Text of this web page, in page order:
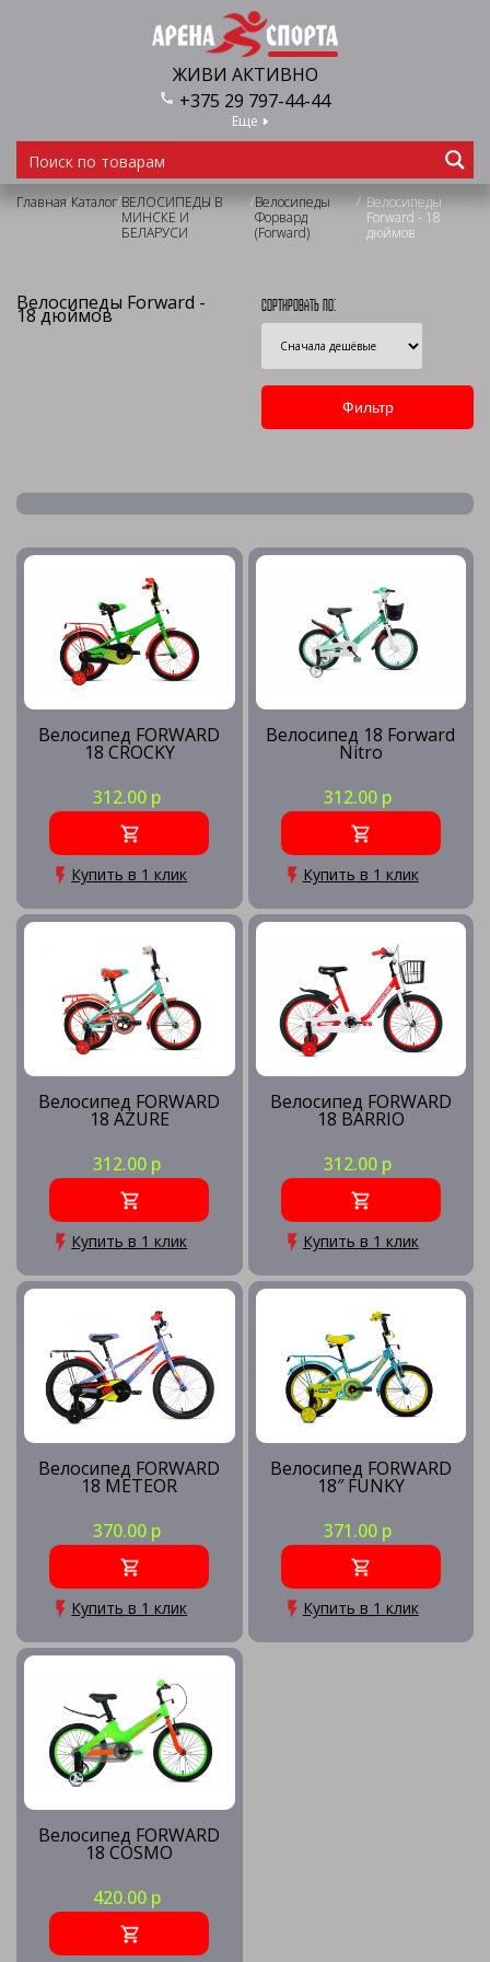
ЖИВИ АКТИВНО
+375 29 797-44-44
Еще
Главная/Каталог/ВЕЛОСИПЕДЫ В
МИНСКЕ И
БЕЛАРУСИ
/Велосипеды
Форвард
(Forward)
/ Велосипеды
Forward - 18
дюймов
Велосипеды Forward -
18 дюймов Сортировать по:
Велосипед FORWARD
18 CROCKY
312.00 р
Купить в 1 клик
Велосипед 18 Forward
Nitro
312.00 р
Купить в 1 клик
Велосипед FORWARD
18 AZURE
312.00 р
Купить в 1 клик
Велосипед FORWARD
18 BARRIO
312.00 р
Купить в 1 клик
Велосипед FORWARD
18 METEOR
370.00 р
Купить в 1 клик
Велосипед FORWARD
18″ FUNKY
371.00 р
Купить в 1 клик
Велосипед FORWARD
18 COSMO
420.00 р